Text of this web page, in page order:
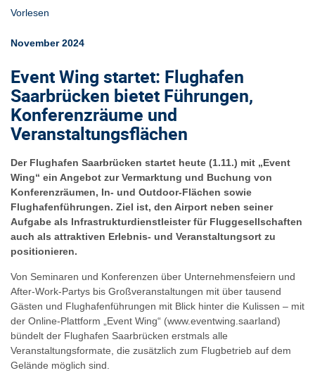
Vorlesen
November 2024
Event Wing startet: Flughafen
Saarbrücken bietet Führungen,
Konferenzräume und
Veranstaltungsflächen
Der Flughafen Saarbrücken startet heute (1.11.) mit „Event
Wing“ ein Angebot zur Vermarktung und Buchung von
Konferenzräumen, In- und Outdoor-Flächen sowie
Flughafenführungen. Ziel ist, den Airport neben seiner
Aufgabe als Infrastrukturdienstleister für Fluggesellschaften
auch als attraktiven Erlebnis- und Veranstaltungsort zu
positionieren.
Von Seminaren und Konferenzen über Unternehmensfeiern und
After-Work-Partys bis Großveranstaltungen mit über tausend
Gästen und Flughafenführungen mit Blick hinter die Kulissen – mit
der Online-Plattform „Event Wing“ (www.eventwing.saarland)
bündelt der Flughafen Saarbrücken erstmals alle
Veranstaltungsformate, die zusätzlich zum Flugbetrieb auf dem
Gelände möglich sind.